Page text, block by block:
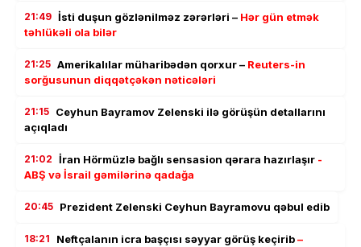
21:49 İsti duşun gözlənilməz zərərləri – Hər gün etmək
təhlükəli ola bilər
21:25 Amerikalılar müharibədən qorxur – Reuters-in
sorğusunun diqqətçəkən nəticələri
21:15 Ceyhun Bayramov Zelenski ilə görüşün detallarını
açıqladı
21:02 İran Hörmüzlə bağlı sensasion qərara hazırlaşır -
ABŞ və İsrail gəmilərinə qadağa
20:45 Prezident Zelenski Ceyhun Bayramovu qəbul edib
18:21 Neftçalanın icra başçısı səyyar görüş keçirib–